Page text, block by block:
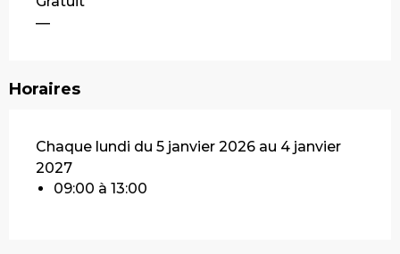
—
Horaires
Chaque lundi du 5 janvier 2026 au 4 janvier
2027
09:00 à 13:00